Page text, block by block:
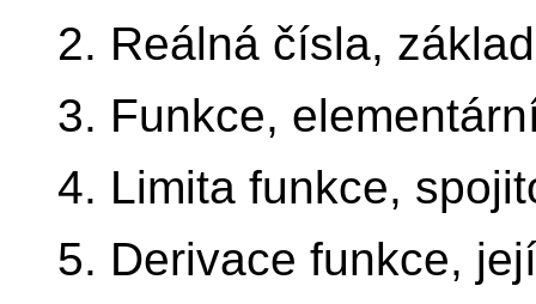
2. Reálná čísla,
3. Funkce,
4. Limita funkce,
5. Derivace funkce,